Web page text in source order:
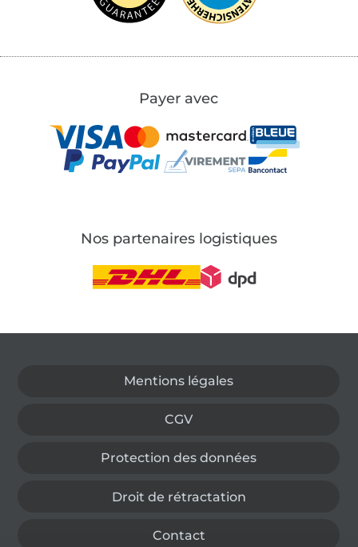
Payer avec
Nos partenaires logistiques
Mentions légales
CGV
Protection des données
Droit de rétractation
Contact